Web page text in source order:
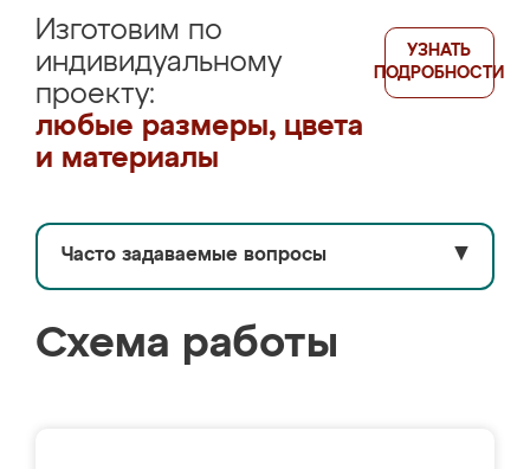
Изготовим по
индивидуальному
проекту:
любые размеры, цвета
и материалы
УЗНАТЬ
ПОДРОБНОСТИ
Часто задаваемые вопросы ▼
Схема работы